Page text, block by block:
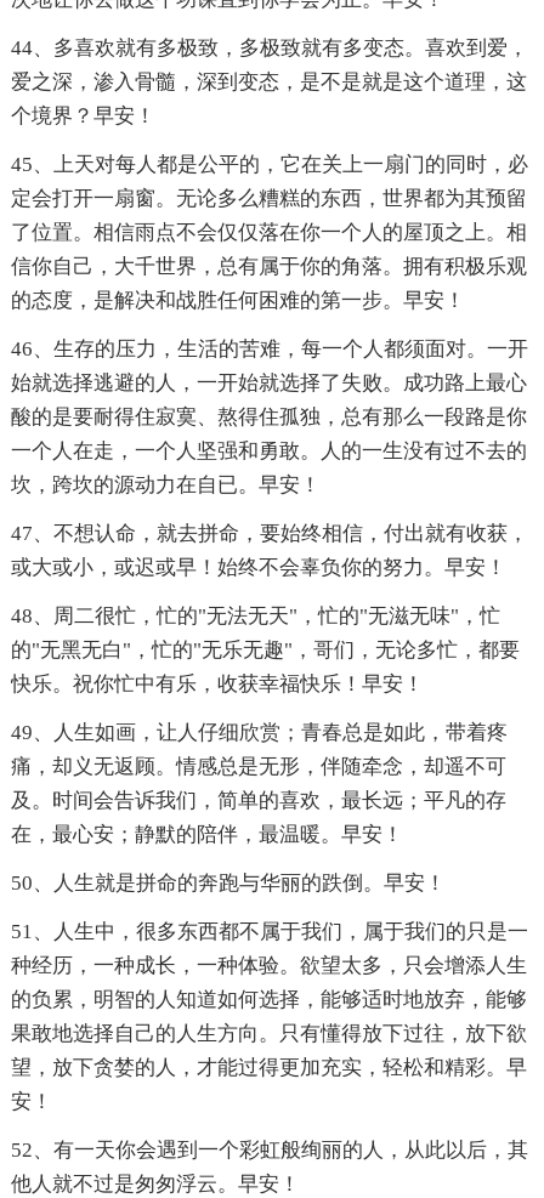
44、多喜欢就有多极致，多极致就有多变态。喜欢到爱，
爱之深，渗入骨髓，深到变态，是不是就是这个道理，这
个境界？早安！
45、上天对每人都是公平的，它在关上一扇门的同时，必
定会打开一扇窗。无论多么糟糕的东西，世界都为其预留
了位置。相信雨点不会仅仅落在你一个人的屋顶之上。相
信你自己，大千世界，总有属于你的角落。拥有积极乐观
的态度，是解决和战胜任何困难的第一步。早安！
46、生存的压力，生活的苦难，每一个人都须面对。一开
始就选择逃避的人，一开始就选择了失败。成功路上最心
酸的是要耐得住寂寞、熬得住孤独，总有那么一段路是你
一个人在走，一个人坚强和勇敢。人的一生没有过不去的
坎，跨坎的源动力在自已。早安！
47、不想认命，就去拼命，要始终相信，付出就有收获，
或大或小，或迟或早！始终不会辜负你的努力。早安！
48、周二很忙，忙的"无法无天"，忙的"无滋无味"，忙
的"无黑无白"，忙的"无乐无趣"，哥们，无论多忙，都要
快乐。祝你忙中有乐，收获幸福快乐！早安！
49、人生如画，让人仔细欣赏；青春总是如此，带着疼
痛，却义无返顾。情感总是无形，伴随牵念，却遥不可
及。时间会告诉我们，简单的喜欢，最长远；平凡的存
在，最心安；静默的陪伴，最温暖。早安！
50、人生就是拼命的奔跑与华丽的跌倒。早安！
51、人生中，很多东西都不属于我们，属于我们的只是一
种经历，一种成长，一种体验。欲望太多，只会增添人生
的负累，明智的人知道如何选择，能够适时地放弃，能够
果敢地选择自己的人生方向。只有懂得放下过往，放下欲
望，放下贪婪的人，才能过得更加充实，轻松和精彩。早
安！
52、有一天你会遇到一个彩虹般绚丽的人，从此以后，其
他人就不过是匆匆浮云。早安！